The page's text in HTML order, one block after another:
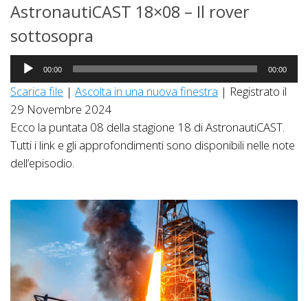
AstronautiCAST 18×08 – Il rover
sottosopra
Audio
Player
00:00 00:00
Scarica file | Ascolta in una nuova finestra | Registrato il
29 Novembre 2024
Ecco la puntata 08 della stagione 18 di AstronautiCAST.
Tutti i link e gli approfondimenti sono disponibili nelle note
dell’episodio.